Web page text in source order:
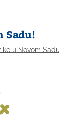
Sadu!
u Novom Sadu